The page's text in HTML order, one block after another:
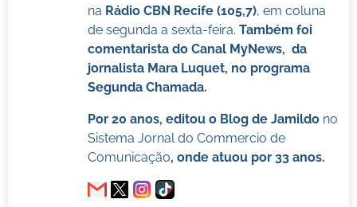
na Rádio CBN Recife (105,7), em coluna
de segunda a sexta-feira. Também foi
comentarista do Canal MyNews, da
jornalista Mara Luquet, no programa
Segunda Chamada.
Por 20 anos, editou o Blog de Jamildo no
Sistema Jornal do Commercio de
Comunicação, onde atuou por 33 anos.